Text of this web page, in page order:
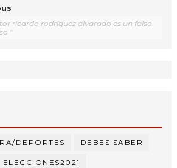
ricardo rodríguez alvarado es un falso
"
DEPORTES DEBES SABER
ELECCIONES2021